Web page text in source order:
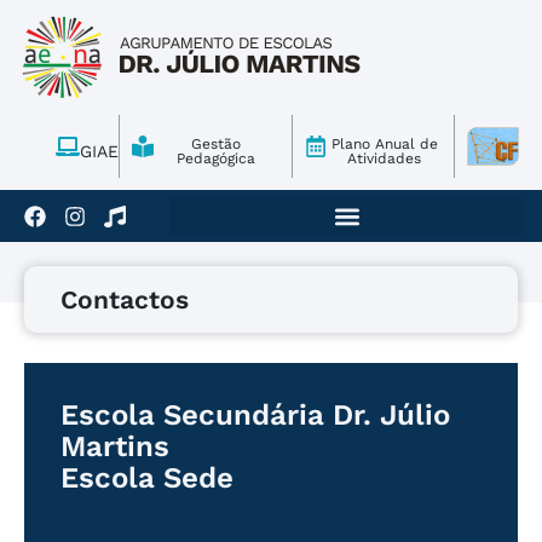
GIAE
Gestão
Pedagógica
Plano Anual de
Atividades
Contactos
Escola Secundária Dr. Júlio
Martins
Escola Sede